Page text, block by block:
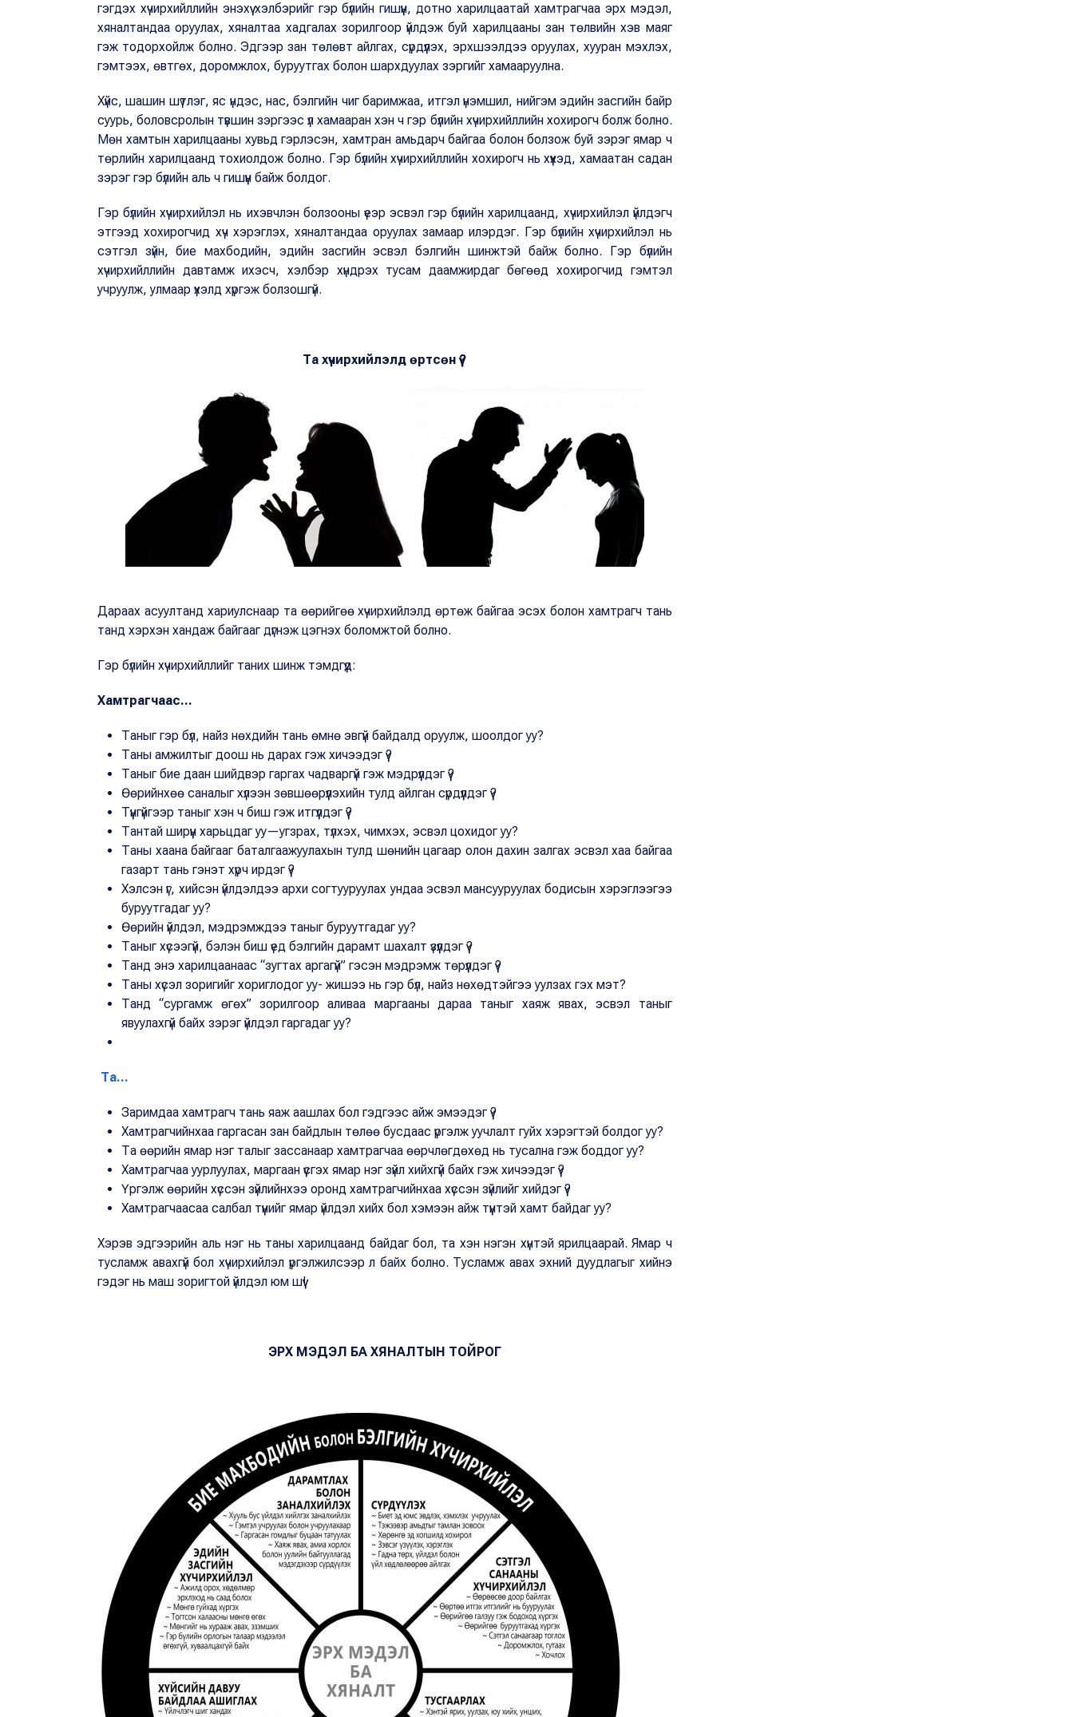
гэгдэх хүчирхийллийн энэхүү хэлбэрийг гэр бүлийн гишүүн, дотно харилцаатай хамтрагчаа эрх мэдэл,
хяналтандаа оруулах, хяналтаа хадгалах зорилгоор үйлдэж буй харилцааны зан төлвийн хэв маяг
гэж тодорхойлж болно. Эдгээр зан төлөвт айлгах, сүрдүүлэх, эрхшээлдээ оруулах, хууран мэхлэх,
гэмтээх, өвтгөх, доромжлох, буруутгах болон шархдуулах зэргийг хамааруулна.
Хүйс, шашин шүтлэг, яс үндэс, нас, бэлгийн чиг баримжаа, итгэл үнэмшил, нийгэм эдийн засгийн байр
суурь, боловсролын түвшин зэргээс үл хамааран хэн ч гэр бүлийн хүчирхийллийн хохирогч болж болно.
Мөн хамтын харилцааны хувьд гэрлэсэн, хамтран амьдарч байгаа болон болзож буй зэрэг ямар ч
төрлийн харилцаанд тохиолдож болно. Гэр бүлийн хүчирхийллийн хохирогч нь хүүхэд, хамаатан садан
зэрэг гэр бүлийн аль ч гишүүн байж болдог.
Гэр бүлийн хүчирхийлэл нь ихэвчлэн болзооны үеэр эсвэл гэр бүлийн харилцаанд, хүчирхийлэл үйлдэгч
этгээд хохирогчид хүч хэрэглэх, хяналтандаа оруулах замаар илэрдэг. Гэр бүлийн хүчирхийлэл нь
сэтгэл зүйн, бие махбодийн, эдийн засгийн эсвэл бэлгийн шинжтэй байж болно. Гэр бүлийн
хүчирхийллийн давтамж ихэсч, хэлбэр хүндрэх тусам даамжирдаг бөгөөд хохирогчид гэмтэл
учруулж, улмаар үхэлд хүргэж болзошгүй.
Та хүчирхийлэлд өртсөн үү?
Дараах асуултанд хариулснаар та өөрийгөө хүчирхийлэлд өртөж байгаа эсэх болон хамтрагч тань
танд хэрхэн хандаж байгааг дүгнэж цэгнэх боломжтой болно.
Гэр бүлийн хүчирхийллийг таних шинж тэмдгүүд:
Хамтрагчаас...
Таныг гэр бүл, найз нөхдийн тань өмнө эвгүй байдалд оруулж, шоолдог уу?
Таны амжилтыг доош нь дарах гэж хичээдэг үү?
Таныг бие даан шийдвэр гаргах чадваргүй гэж мэдрүүлдэг үү?
Өөрийнхөө саналыг хүлээн зөвшөөрүүлэхийн тулд айлган сүрдүүлдэг үү?
Түүнгүйгээр таныг хэн ч биш гэж итгүүлдэг үү?
Тантай ширүүн харьцдаг уу—угзрах, түлхэх, чимхэх, эсвэл цохидог уу?
Таны хаана байгааг баталгаажуулахын тулд шөнийн цагаар олон дахин залгах эсвэл хаа байгаа
газарт тань гэнэт хүрч ирдэг үү?
Хэлсэн үг, хийсэн үйлдэлдээ архи согтууруулах ундаа эсвэл мансууруулах бодисын хэрэглээгээ
буруутгадаг уу?
Өөрийн үйлдэл, мэдрэмждээ таныг буруутгадаг уу?
Таныг хүсээгүй, бэлэн биш үед бэлгийн дарамт шахалт үзүүлдэг үү?
Танд энэ харилцаанаас “зугтах аргагүй” гэсэн мэдрэмж төрүүлдэг үү?
Таны хүсэл зоригийг хориглодог уу- жишээ нь гэр бүл, найз нөхөдтэйгээ уулзах гэх мэт?
Танд “сургамж өгөх” зорилгоор аливаа маргааны дараа таныг хаяж явах, эсвэл таныг
явуулахгүй байх зэрэг үйлдэл гаргадаг уу?
Та...
Заримдаа хамтрагч тань яаж аашлах бол гэдгээс айж эмээдэг үү?
Хамтрагчийнхаа гаргасан зан байдлын төлөө бусдаас үргэлж уучлалт гуйх хэрэгтэй болдог уу?
Та өөрийн ямар нэг талыг зассанаар хамтрагчаа өөрчлөгдөхөд нь тусална гэж боддог уу?
Хамтрагчаа уурлуулах, маргаан үүсгэх ямар нэг зүйл хийхгүй байх гэж хичээдэг үү?
Үргэлж өөрийн хүссэн зүйлийнхээ оронд хамтрагчийнхаа хүссэн зүйлийг хийдэг үү?
Хамтрагчаасаа салбал түүнийг ямар үйлдэл хийх бол хэмээн айж түүнтэй хамт байдаг уу?
Хэрэв эдгээрийн аль нэг нь таны харилцаанд байдаг бол, та хэн нэгэн хүнтэй ярилцаарай. Ямар ч
тусламж авахгүй бол хүчирхийлэл үргэлжилсээр л байх болно. Тусламж авах эхний дуудлагыг хийнэ
гэдэг нь маш зоригтой үйлдэл юм шүү!
ЭРХ МЭДЭЛ БА ХЯНАЛТЫН ТОЙРОГ